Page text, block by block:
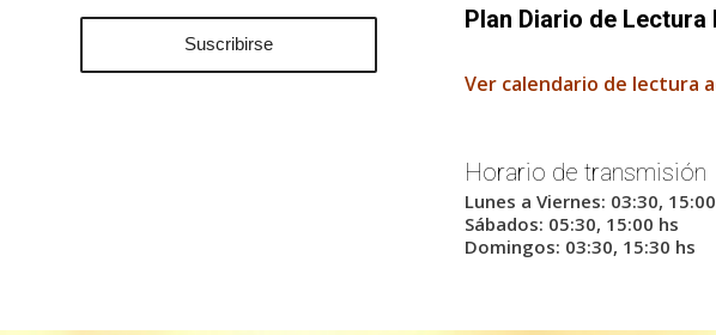
Plan Diario de Lectura
Ver calendario de lectura
Horario de transmisión
Lunes a Viernes: 03:30,
Sábados: 05:30, 15:00 hs
Domingos: 03:30, 15:30 hs